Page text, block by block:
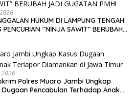
HUKUM DI LAMPUNG TENGAH:
PENCURIAN “NINJA SAWIT” BERUBAH
2026
Polres Muaro Jambi Ungkap
Dugaan Pencabulan Terhadap Anak